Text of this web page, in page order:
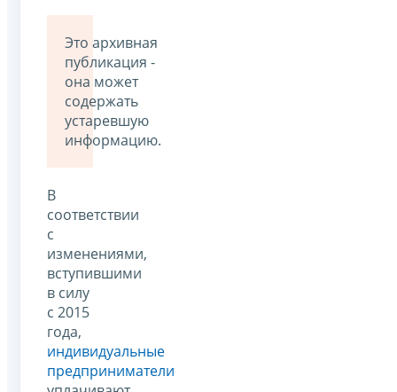
Это архивная
публикация -
она может
содержать
устаревшую
информацию.
В
соответствии
с
изменениями,
вступившими
в силу
с 2015
года,
индивидуальные
предприниматели